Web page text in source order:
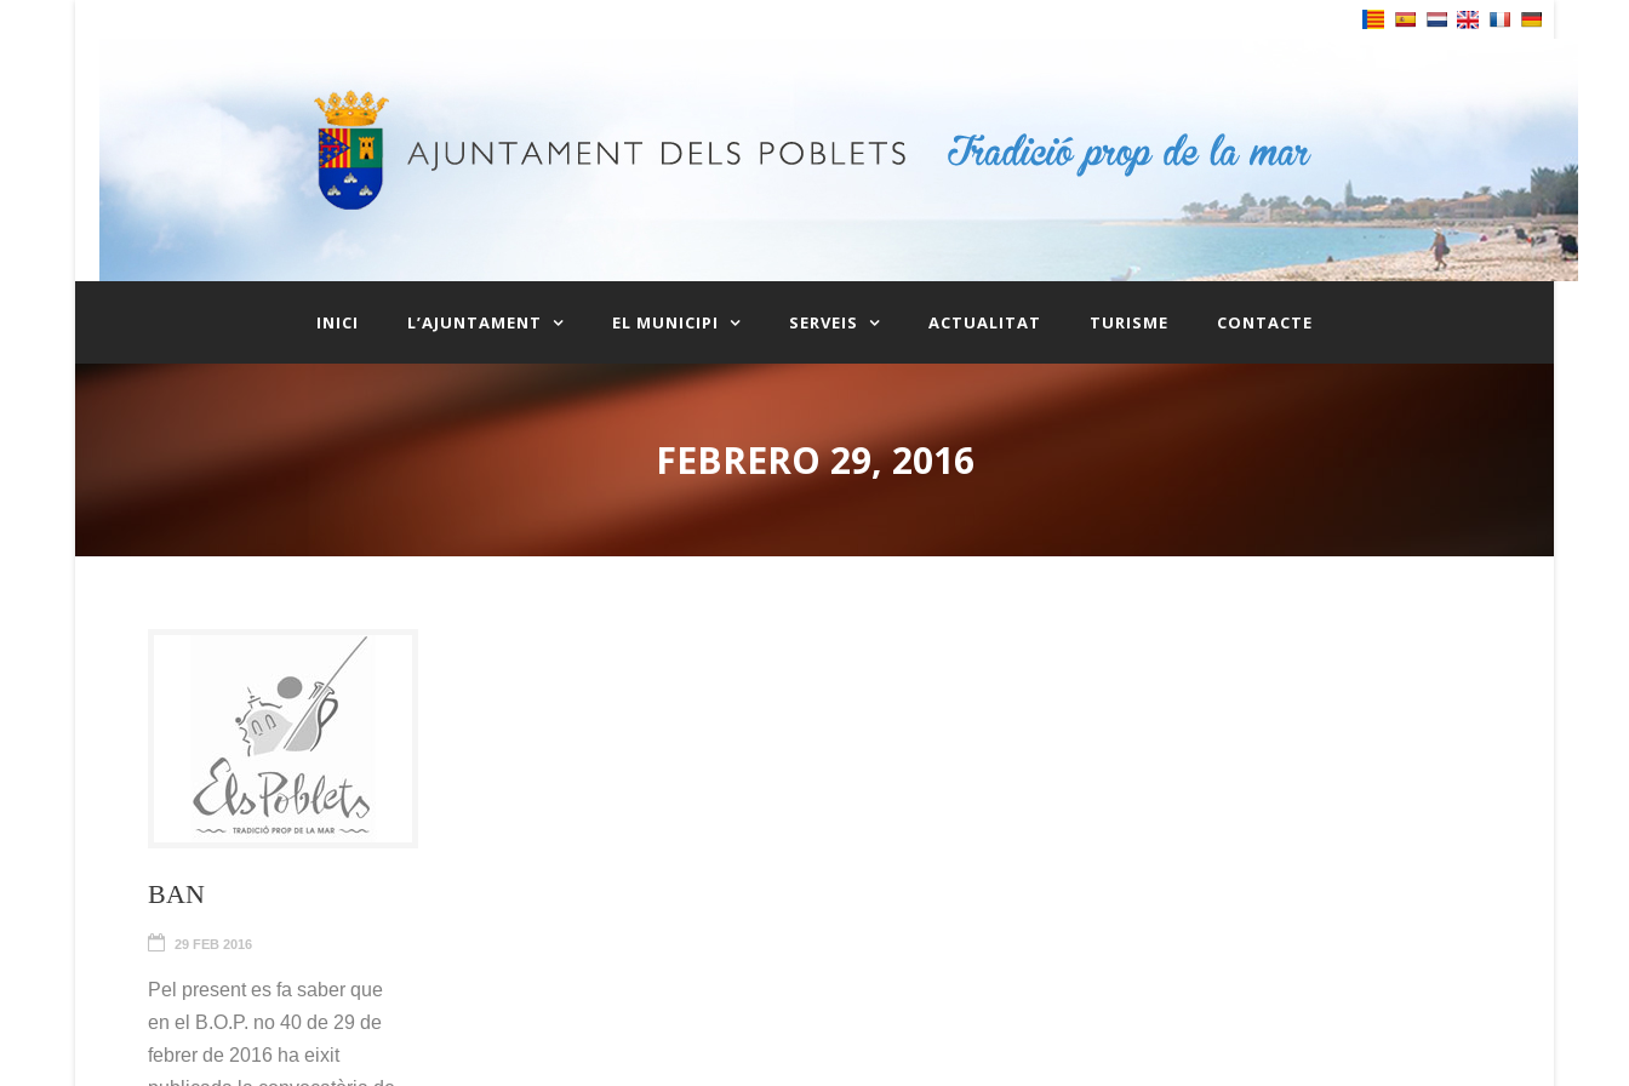
INICI L’AJUNTAMENT EL MUNICIPI SERVEIS ACTUALITAT TURISME CONTACTE
FEBRERO 29, 2016
BAN
29 FEB 2016
Pel present es fa saber que
en el B.O.P. no 40 de 29 de
febrer de 2016 ha eixit